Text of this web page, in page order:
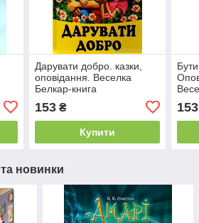
Дарувати добро. казки,
оповідання. Веселка
Белкар-книга
153₴
Купити
153
та новинки